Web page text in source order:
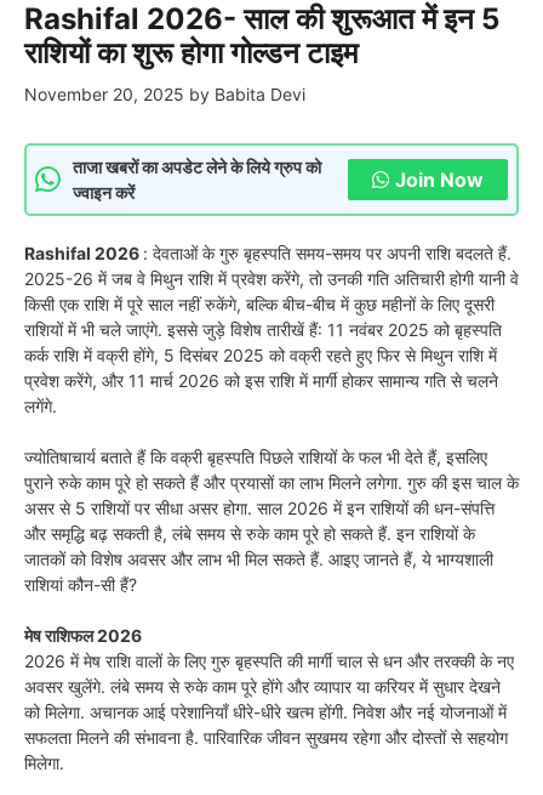
Rashifal 2026- साल की शुरूआत में इन 5
राशियों का शुरू होगा गोल्डन टाइम
November 20, 2025 by Babita Devi
ताजा खबरों का अपडेट लेने के लिये ग्रुप को
ज्वाइन करें
Join Now
Rashifal 2026 : देवताओं के गुरु बृहस्पति समय-समय पर अपनी राशि बदलते हैं.
2025-26 में जब वे मिथुन राशि में प्रवेश करेंगे, तो उनकी गति अतिचारी होगी यानी वे
किसी एक राशि में पूरे साल नहीं रुकेंगे, बल्कि बीच-बीच में कुछ महीनों के लिए दूसरी
राशियों में भी चले जाएंगे. इससे जुड़े विशेष तारीखें हैं: 11 नवंबर 2025 को बृहस्पति
कर्क राशि में वक्री होंगे, 5 दिसंबर 2025 को वक्री रहते हुए फिर से मिथुन राशि में
प्रवेश करेंगे, और 11 मार्च 2026 को इस राशि में मार्गी होकर सामान्य गति से चलने
लगेंगे.
ज्योतिषाचार्य बताते हैं कि वक्री बृहस्पति पिछले राशियों के फल भी देते हैं, इसलिए
पुराने रुके काम पूरे हो सकते हैं और प्रयासों का लाभ मिलने लगेगा. गुरु की इस चाल के
असर से 5 राशियों पर सीधा असर होगा. साल 2026 में इन राशियों की धन-संपत्ति
और समृद्धि बढ़ सकती है, लंबे समय से रुके काम पूरे हो सकते हैं. इन राशियों के
जातकों को विशेष अवसर और लाभ भी मिल सकते हैं. आइए जानते हैं, ये भाग्यशाली
राशियां कौन-सी हैं?
मेष राशिफल 2026
2026 में मेष राशि वालों के लिए गुरु बृहस्पति की मार्गी चाल से धन और तरक्की के नए
अवसर खुलेंगे. लंबे समय से रुके काम पूरे होंगे और व्यापार या करियर में सुधार देखने
को मिलेगा. अचानक आई परेशानियाँ धीरे-धीरे खत्म होंगी. निवेश और नई योजनाओं में
सफलता मिलने की संभावना है. पारिवारिक जीवन सुखमय रहेगा और दोस्तों से सहयोग
मिलेगा.